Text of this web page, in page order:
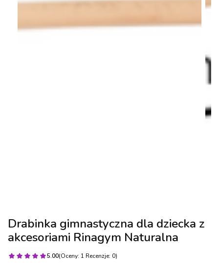
Drabinka gimnastyczna dla dziecka z
akcesoriami Rinagym Naturalna
5.00(Oceny: 1 Recenzje: 0)